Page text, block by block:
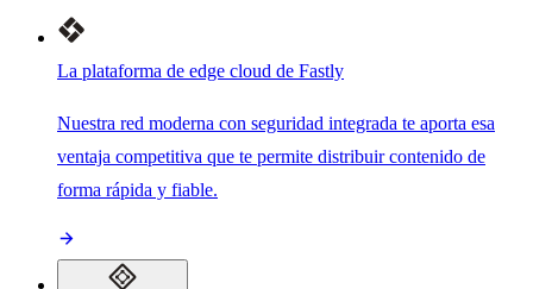
La plataforma de edge cloud de Fastly
Nuestra red moderna con seguridad integrada te aporta esa
ventaja competitiva que te permite distribuir contenido de
forma rápida y fiable.